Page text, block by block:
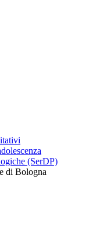
(SerDP)
di Bologna